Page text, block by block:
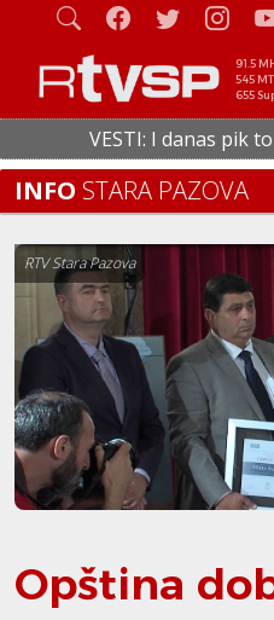
91.5
545
655
VESTI: I danas pik
INFO STARA PAZOVA
RTV Stara Pazova
Opština